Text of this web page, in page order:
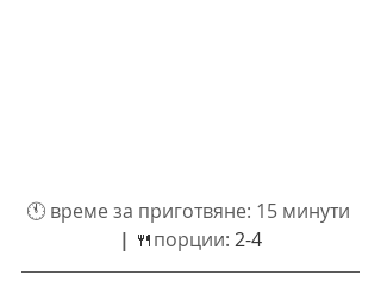
🕚 време за приготвяне: 15 минути
| 🍴порции: 2-4